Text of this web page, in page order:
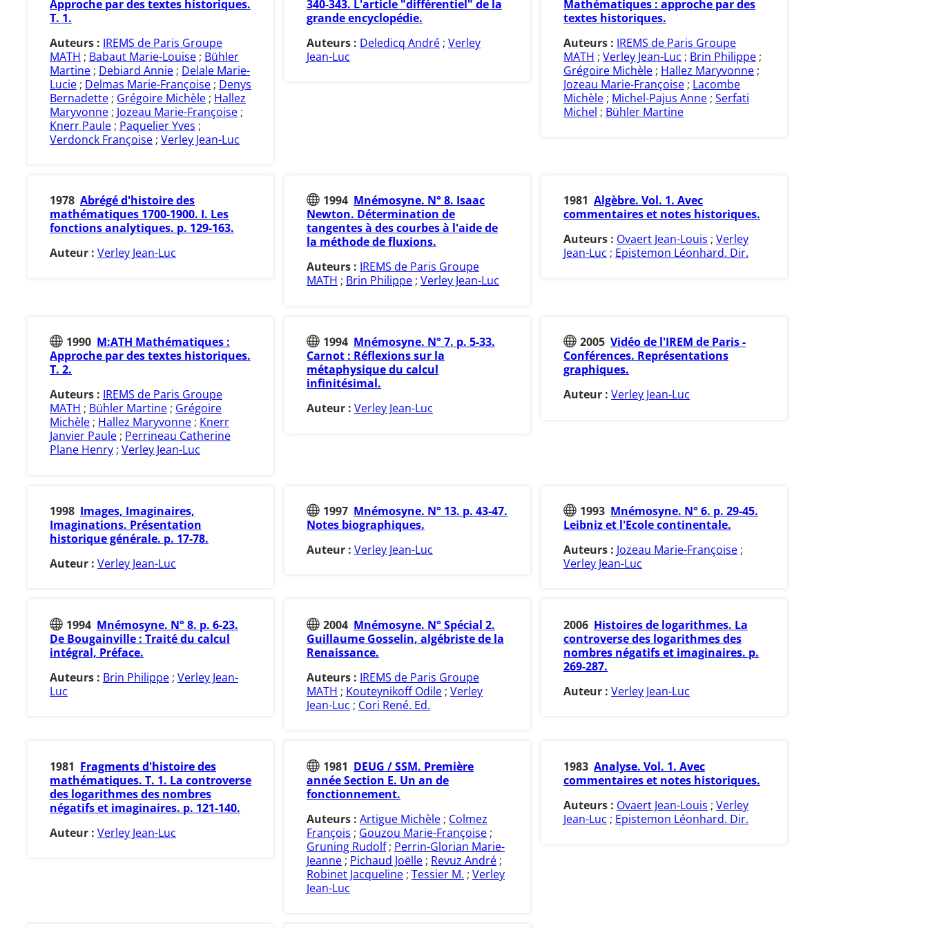
Approche par des textes historiques.
T. 1.
Auteurs : IREMS de Paris Groupe
MATH ; Babaut Marie-Louise ; Bühler
Martine ; Debiard Annie ; Delale Marie-
Lucie ; Delmas Marie-Françoise ; Denys
Bernadette ; Grégoire Michèle ; Hallez
Maryvonne ; Jozeau Marie-Françoise ;
Knerr Paule ; Paquelier Yves ;
Verdonck Françoise ; Verley Jean-Luc
340-343. L'article "différentiel" de la
grande encyclopédie.
Auteurs : Deledicq André ; Verley
Jean-Luc
Mathématiques : approche par des
textes historiques.
Auteurs : IREMS de Paris Groupe
MATH ; Verley Jean-Luc ; Brin Philippe ;
Grégoire Michèle ; Hallez Maryvonne ;
Jozeau Marie-Françoise ; Lacombe
Michèle ; Michel-Pajus Anne ; Serfati
Michel ; Bühler Martine
1978 Abrégé d'histoire des
mathématiques 1700-1900. I. Les
fonctions analytiques. p. 129-163.
Auteur : Verley Jean-Luc
1994 Mnémosyne. N° 8. Isaac
Newton. Détermination de
tangentes à des courbes à l'aide de
la méthode de fluxions.
Auteurs : IREMS de Paris Groupe
MATH ; Brin Philippe; Verley Jean-Luc
1981 Algèbre. Vol. 1. Avec
commentaires et notes historiques.
Auteurs : Ovaert Jean-Louis ; Verley
Jean-Luc ; Epistemon Léonhard. Dir.
1990 M:ATH Mathématiques :
Approche par des textes historiques.
T. 2.
Auteurs : IREMS de Paris Groupe
MATH ; Bühler Martine ; Grégoire
Michèle ; Hallez Maryvonne ; Knerr
Janvier Paule ; Perrineau Catherine
Plane Henry ; Verley Jean-Luc
1994 Mnémosyne. N° 7. p. 5-33.
Carnot : Réflexions sur la
métaphysique du calcul
infinitésimal.
Auteur : Verley Jean-Luc
2005 Vidéo de l'IREM de Paris -
Conférences. Représentations
graphiques.
Auteur : Verley Jean-Luc
1998 Images, Imaginaires,
Imaginations. Présentation
historique générale. p. 17-78.
Auteur : Verley Jean-Luc
1997 Mnémosyne. N° 13. p. 43-47.
Notes biographiques.
Auteur : Verley Jean-Luc
1993 Mnémosyne. N° 6. p. 29-45.
Leibniz et l'Ecole continentale.
Auteurs : Jozeau Marie-Françoise ;
Verley Jean-Luc
1994 Mnémosyne. N° 8. p. 6-23.
De Bougainville : Traité du calcul
intégral, Préface.
Auteurs : Brin Philippe ; Verley Jean-
Luc
2004 Mnémosyne. N° Spécial 2.
Guillaume Gosselin, algébriste de la
Renaissance.
Auteurs : IREMS de Paris Groupe
MATH ; Kouteynikoff Odile ; Verley
Jean-Luc ; Cori René. Ed.
2006 Histoires de logarithmes. La
controverse des logarithmes des
nombres négatifs et imaginaires. p.
269-287.
Auteur : Verley Jean-Luc
1981 Fragments d'histoire des
mathématiques. T. 1. La controverse
des logarithmes des nombres
négatifs et imaginaires. p. 121-140.
Auteur : Verley Jean-Luc
1981 DEUG / SSM. Première
année Section E. Un an de
fonctionnement.
Auteurs : Artigue Michèle ; Colmez
François ; Gouzou Marie-Françoise ;
Gruning Rudolf; Perrin-Glorian Marie-
Jeanne ; Pichaud Joëlle ; Revuz André ;
Robinet Jacqueline ; Tessier M. ; Verley
Jean-Luc
1983 Analyse. Vol. 1. Avec
commentaires et notes historiques.
Auteurs : Ovaert Jean-Louis ; Verley
Jean-Luc ; Epistemon Léonhard. Dir.